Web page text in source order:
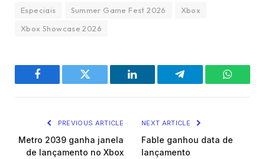
Especiais Summer Game Fest 2026
Xbox
Xbox Showcase 2026
Facebook Twitter LinkedIn Telegram
PREVIOUS ARTICLE
Metro 2039 ganha janela
de lançamento no Xbox
NEXT ARTICLE
Fable ganhou data de
lançamento